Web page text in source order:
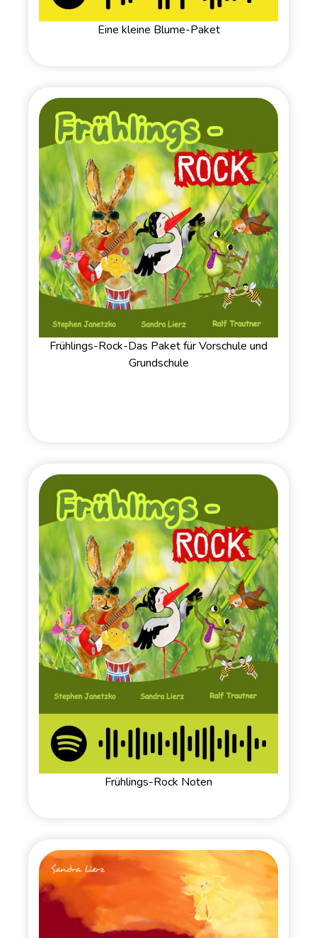
Eine kleine Blume-Paket
Frühlings-Rock-Das Paket für Vorschule und
Grundschule
Frühlings-Rock Noten